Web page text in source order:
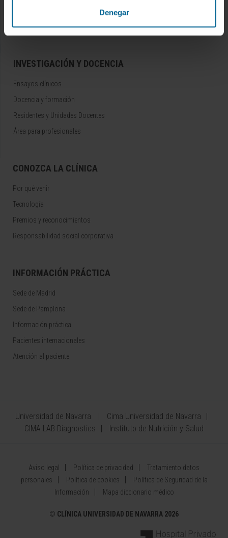
Denegar
Trabaje con nosotros
INVESTIGACIÓN Y DOCENCIA
Ensayos clínicos
Docencia y formación
Residentes y Unidades Docentes
Área para profesionales
CONOZCA LA CLÍNICA
Por qué venir
Tecnología
Premios y reconocimientos
Responsabilidad social corporativa
INFORMACIÓN PRÁCTICA
Sede de Madrid
Sede de Pamplona
Información práctica
Pacientes internacionales
Atención al paciente
Universidad de Navarra
Cima Universidad de Navarra
CIMA LAB Diagnostics
Instituto de Nutrición y Salud
Aviso legal Política de privacidad
Tratamiento datos
personales
Política de cookies
Política de Seguridad de la
Información
Mapa diccionario médico
© CLÍNICA UNIVERSIDAD DE NAVARRA 2026